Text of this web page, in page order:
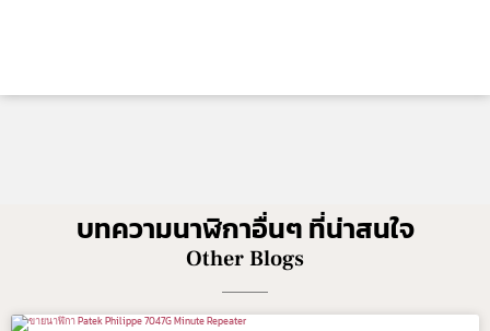
บทความนาฬิกาอื่นๆ ที่น่าสนใจ
Other Blogs